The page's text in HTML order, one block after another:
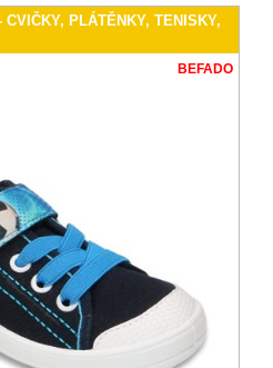
PLÁTĚNKY, TENISKY,
BEFADO